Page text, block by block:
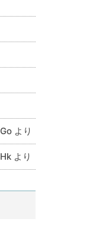
Goより
Hkより